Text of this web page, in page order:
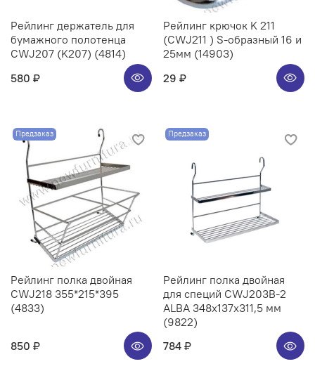
Рейлинг держатель для
бумажного полотенца
CWJ207 (K207) (4814)
580 ₽
Рейлинг крючок K 211
(CWJ211 ) S-образный 16 и
25мм (14903)
29 ₽
Предзаказ
Рейлинг полка двойная
CWJ218 355*215*395
(4833)
850 ₽
Предзаказ
Рейлинг полка двойная
для специй CWJ203B-2
ALBA 348x137x311,5 мм
(9822)
784 ₽